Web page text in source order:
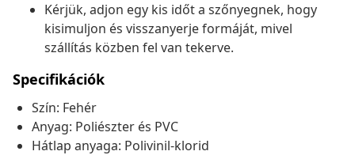
Kérjük, adjon egy kis időt a szőnyegnek, hogy
kisimuljon és visszanyerje formáját, mivel
szállítás közben fel van tekerve.
Specifikációk
Szín: Fehér
Anyag: Poliészter és PVC
Hátlap anyaga: Polivinil-klorid